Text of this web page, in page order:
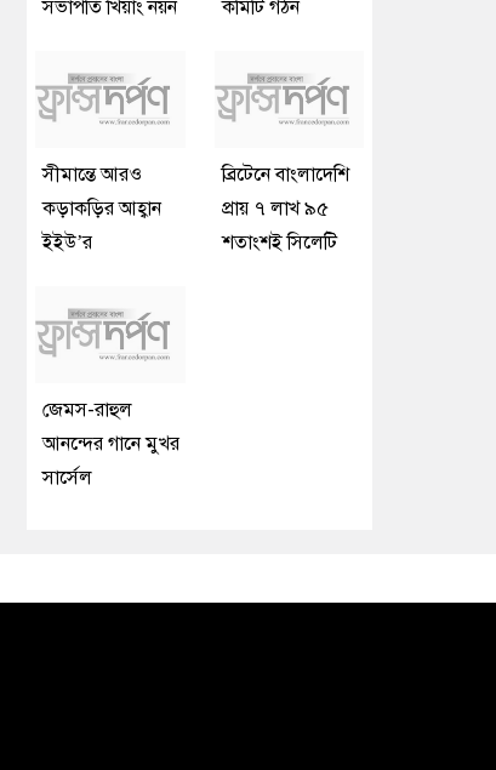
সভাপতি খিয়াং নয়ন
কমিটি গঠন
সীমান্তে আরও
কড়াকড়ির আহ্বান
ইইউ’র
ব্রিটেনে বাংলাদেশি
প্রায় ৭ লাখ ৯৫
শতাংশই সিলেটি
জেমস-রাহুল
আনন্দের গানে মুখর
সার্সেল